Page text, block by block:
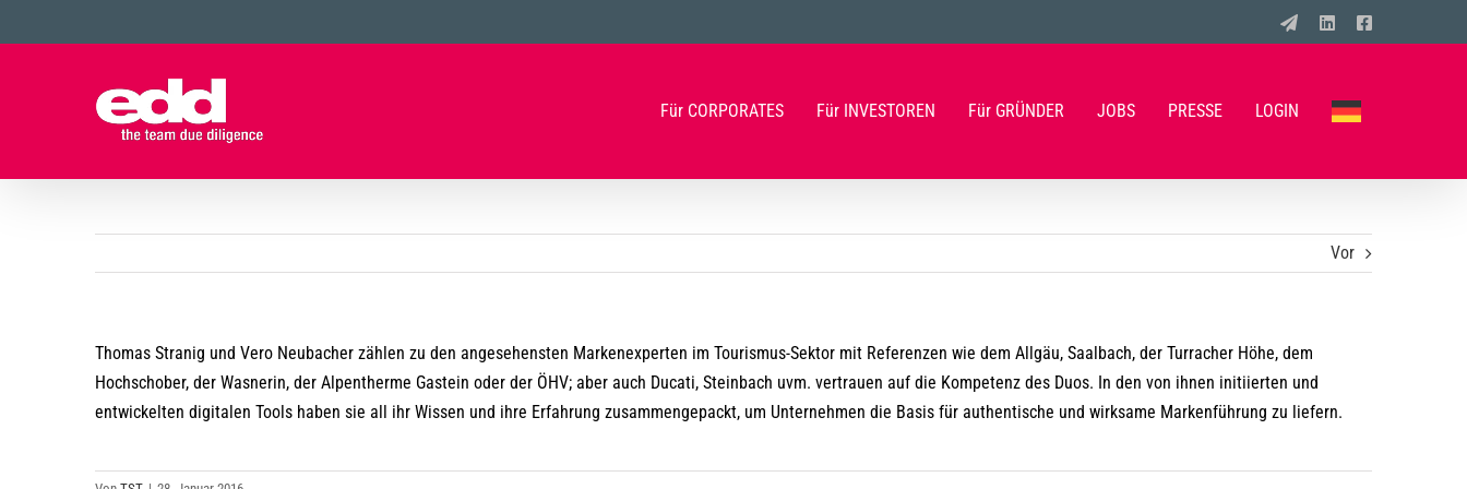
Inhalt
E-
LinkedInFacebook
Für CORPORATES Für INVESTOREN Für GRÜNDER JOBS PRESSE LOGIN
Vor
Thomas Stranig und Vero Neubacher zählen zu den angesehensten Markenexperten im Tourismus-Sektor mit Referenzen wie dem Allgäu, Saalbach, der Turracher Höhe, dem
Hochschober, der Wasnerin, der Alpentherme Gastein oder der ÖHV; aber auch Ducati, Steinbach uvm. vertrauen auf die Kompetenz des Duos. In den von ihnen initiierten und
entwickelten digitalen Tools haben sie all ihr Wissen und ihre Erfahrung zusammengepackt, um Unternehmen die Basis für authentische und wirksame Markenführung zu liefern.